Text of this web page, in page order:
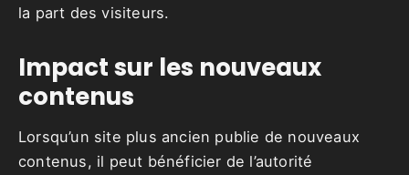
la part des visiteurs.
Impact sur les nouveaux
contenus
Lorsqu’un site plus ancien publie de nouveaux
contenus, il peut bénéficier de l’autorité